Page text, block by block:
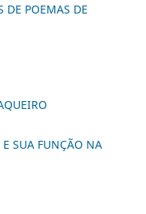
DE POEMAS DE
E SUA FUNÇÃO NA